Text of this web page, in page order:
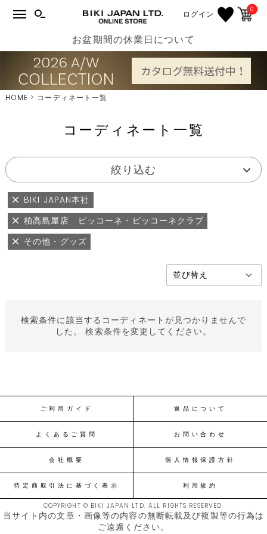
ログイン 0
お盆期間の休業日について
HOME コーディネート一覧
コーディネート一覧
絞り込む
BIKI JAPAN本社
柏高島屋店 ピッコーネ・ピッコーネクラブ
その他・グッズ
検索条件に該当するコーディネートが見つかりませんで
した。 検索条件を変更してください。
ご利用ガイド 返品について
よくあるご質問 お問い合わせ
会社概要 個人情報保護方針
特定商取引法に基づく表示 利用規約
COPYRIGHT © BIKI JAPAN LTD. ALL RIGHTS RESERVED.
当サイト内の文章・画像等の内容の無断転載及び複製等の行為は
ご遠慮ください。